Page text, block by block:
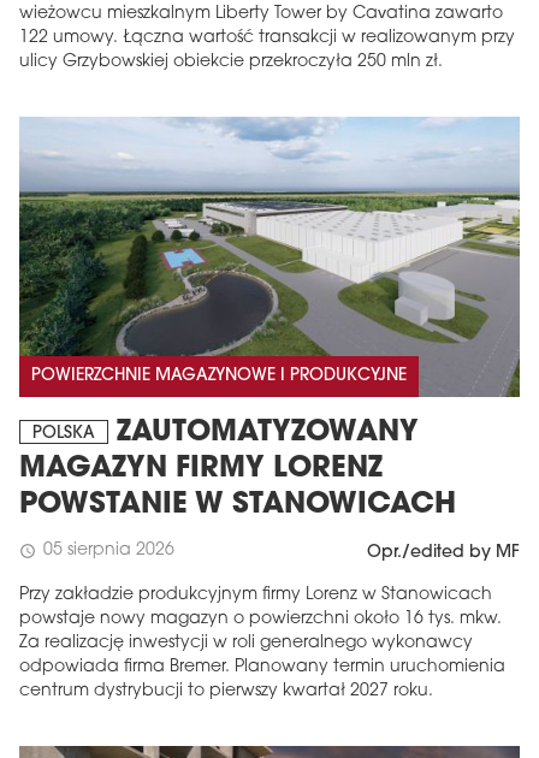
wieżowcu mieszkalnym Liberty Tower by Cavatina zawarto
122 umowy. Łączna wartość transakcji w realizowanym przy
ulicy Grzybowskiej obiekcie przekroczyła 250 mln zł.
POWIERZCHNIE MAGAZYNOWE I PRODUKCYJNE
POLSKA
ZAUTOMATYZOWANY
MAGAZYN FIRMY LORENZ
POWSTANIE W STANOWICACH
schedule 05 sierpnia 2026 Opr./edited by MF
Przy zakładzie produkcyjnym firmy Lorenz w Stanowicach
powstaje nowy magazyn o powierzchni około 16 tys. mkw.
Za realizację inwestycji w roli generalnego wykonawcy
odpowiada firma Bremer. Planowany termin uruchomienia
centrum dystrybucji to pierwszy kwartał 2027 roku.